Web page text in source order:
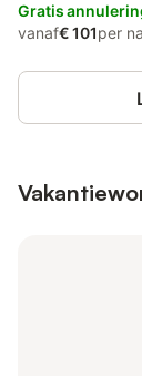
Gratis
vanaf€ 101per